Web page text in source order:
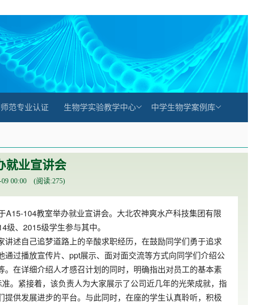
师范专业认证 生物学实验教学中心 中学生物学案例库
就业宣讲会
09 00:00 (阅读:275)
104教室举办就业宣讲会。大北农神爽水产科技集团有限
、2015级学生参与其中。
述自己追梦道路上的辛酸求职经历，在鼓励同学们勇于追求
过播放宣传片、ppt展示、面对面交流等方式向同学们介绍公
在详细介绍人才感召计划的同时，明确指出对员工的基本素
。紧接着，该负责人为大家展示了公司近几年的光荣成就，指
供发展进步的平台。与此同时，在座的学生认真聆听，积极